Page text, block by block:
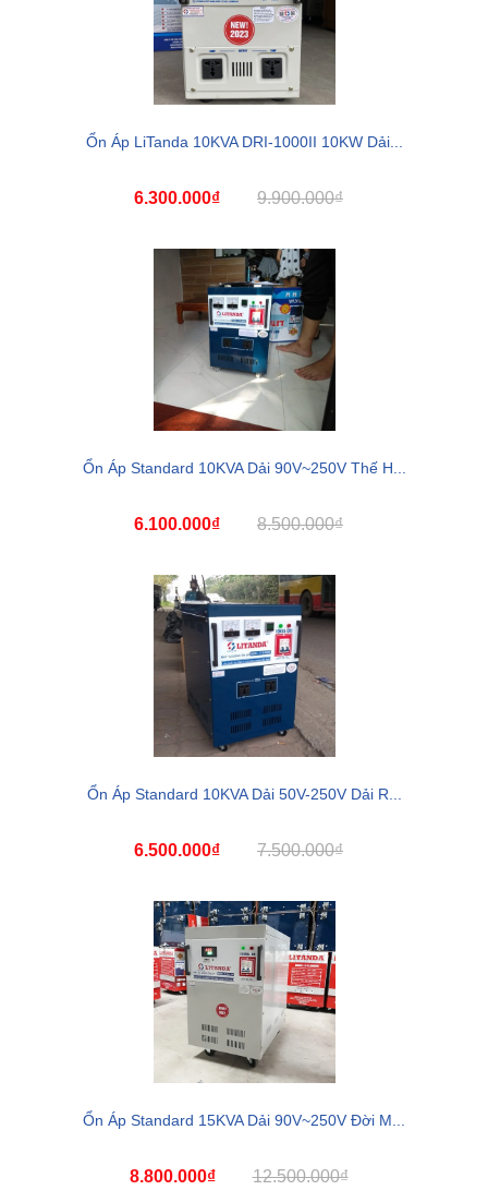
Ổn Áp LiTanda 10KVA DRI-1000II 10KW Dải...
6.300.000₫ 9.900.000₫
Ổn Áp Standard 10KVA Dải 90V~250V Thế H...
6.100.000₫ 8.500.000₫
Ổn Áp Standard 10KVA Dải 50V-250V Dải R...
6.500.000₫ 7.500.000₫
Ổn Áp Standard 15KVA Dải 90V~250V Đời M...
8.800.000₫ 12.500.000₫